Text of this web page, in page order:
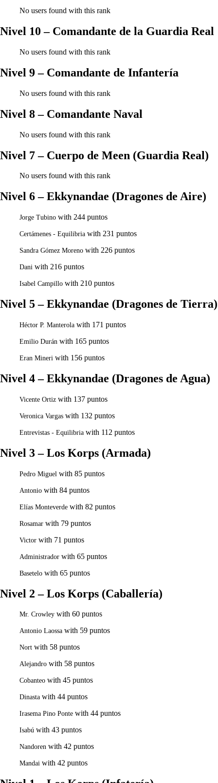
No users found with this rank
Nivel 10 – Comandante de la Guardia Real
No users found with this rank
Nivel 9 – Comandante de Infantería
No users found with this rank
Nivel 8 – Comandante Naval
No users found with this rank
Nivel 7 – Cuerpo de Meen (Guardia Real)
No users found with this rank
Nivel 6 – Ekkynandae (Dragones de Aire)
Jorge Tubino with 244 puntos
Certámenes - Equilibria with 231 puntos
Sandra Gómez Moreno with 226 puntos
Dani with 216 puntos
Isabel Campillo with 210 puntos
Nivel 5 – Ekkynandae (Dragones de Tierra)
Héctor P. Manterola with 171 puntos
Emilio Durán with 165 puntos
Eran Mineri with 156 puntos
Nivel 4 – Ekkynandae (Dragones de Agua)
Vicente Ortiz with 137 puntos
Veronica Vargas with 132 puntos
Entrevistas - Equilibria with 112 puntos
Nivel 3 – Los Korps (Armada)
Pedro Miguel with 85 puntos
Antonio with 84 puntos
Elías Monteverde with 82 puntos
Rosamar with 79 puntos
Victor with 71 puntos
Administrador with 65 puntos
Basetelo with 65 puntos
Nivel 2 – Los Korps (Caballería)
Mr. Crowley with 60 puntos
Antonio Laossa with 59 puntos
Nort with 58 puntos
Alejandro with 58 puntos
Cobanteo with 45 puntos
Dinasta with 44 puntos
Irasema Pino Ponte with 44 puntos
Isabú with 43 puntos
Nandoren with 42 puntos
Mandai with 42 puntos